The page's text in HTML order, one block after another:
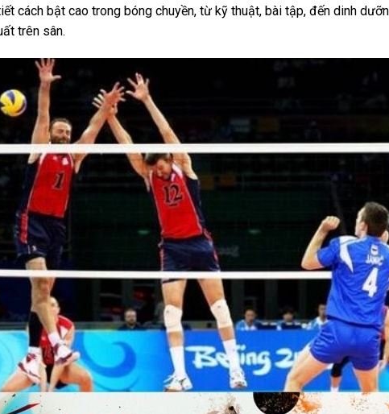
cách bật cao trong bóng chuyền, từ kỹ thuật, bài tập, đến dinh
trên sân.